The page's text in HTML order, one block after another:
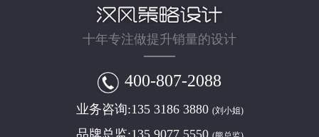
十年专注做提升销量的设计
400-807-2088
业务咨询:135 3186 3880 (刘小姐)
品牌总监:135 9077 5550